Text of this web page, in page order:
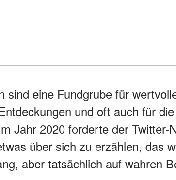
sind eine Fundgrube für
und oft auch für
Jahr 2020 forderte der Twitter-
über sich zu erzählen, das
aber tatsächlich auf wahren